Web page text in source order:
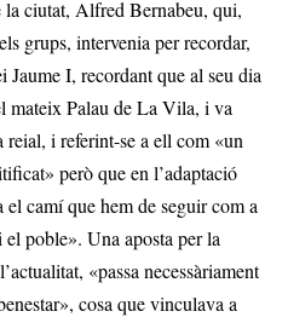
ciutat, Alfred Bernabeu, qui,
grups, intervenia per recordar,
I, recordant que al seu dia
mateix Palau de La Vila, i va
i referint-se a ell com «un
però que en l’adaptació
camí que hem de seguir com a
poble». Una aposta per la
«passa necessàriament
cosa que vinculava a